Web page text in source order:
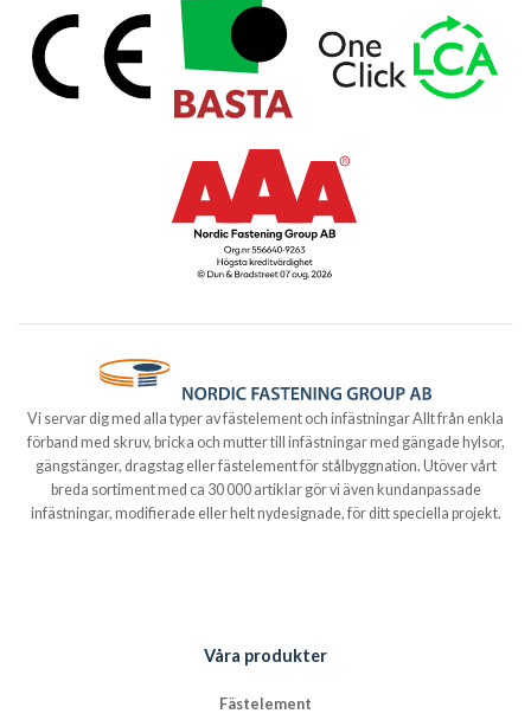
Vi servar dig med alla typer av fästelement och infästningar Allt från enkla
förband med skruv, bricka och mutter till infästningar med gängade hylsor,
gängstänger, dragstag eller fästelement för stålbyggnation. Utöver vårt
breda sortiment med ca 30 000 artiklar gör vi även kundanpassade
infästningar, modifierade eller helt nydesignade, för ditt speciella projekt.
Våra produkter
Fästelement